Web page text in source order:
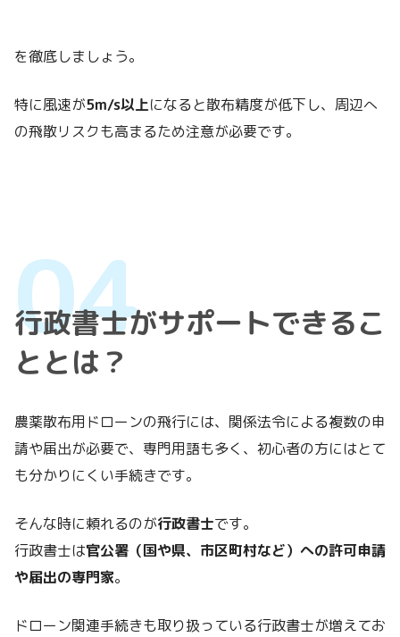
を徹底しましょう。
特に風速が5m/s以上になると散布精度が低下し、周辺へ
の飛散リスクも高まるため注意が必要です。
行政書士がサポートできるこ
ととは？
農薬散布用ドローンの飛行には、関係法令による複数の申
請や届出が必要で、専門用語も多く、初心者の方にはとて
も分かりにくい手続きです。
そんな時に頼れるのが行政書士です。
行政書士は官公署（国や県、市区町村など）への許可申請
や届出の専門家。
ドローン関連手続きも取り扱っている行政書士が増えてお